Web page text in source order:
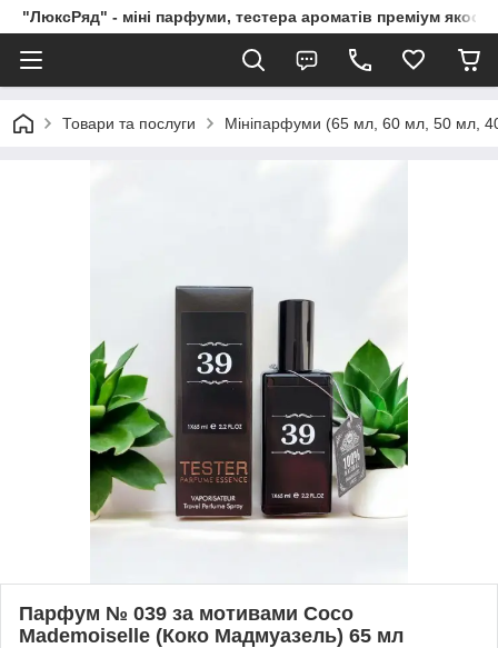
"ЛюксРяд" - міні парфуми, тестера ароматів преміум
Товари та послуги Мініпарфуми (65 мл, 60 мл, 50 мл,
Парфум № 039 за мотивами Coco
Mademoiselle (Коко Мадмуазель) 65 мл